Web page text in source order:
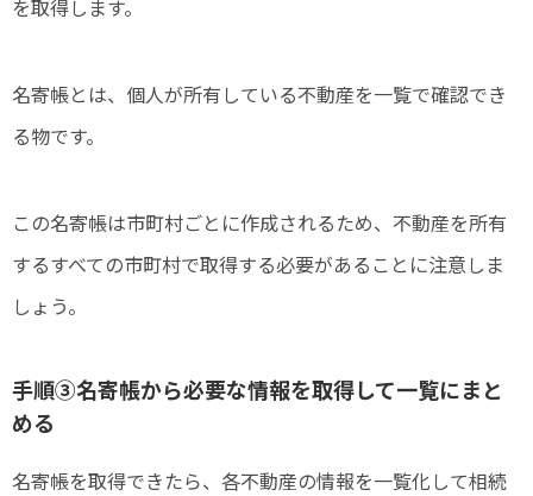
を取得します。
名寄帳とは、個人が所有している不動産を一覧で確認でき
る物です。
この名寄帳は市町村ごとに作成されるため、不動産を所有
するすべての市町村で取得する必要があることに注意しま
しょう。
手順③名寄帳から必要な情報を取得して一覧にまと
める
名寄帳を取得できたら、各不動産の情報を一覧化して相続